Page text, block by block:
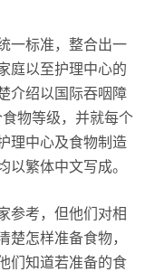
一标准，整合出一
庭以至护理中心的
介绍以国际吞咽障
物等级，并就每个
理中心及食物制造
以繁体中文写成。
参考，但他们对相
楚怎样准备食物，
们知道若准备的食